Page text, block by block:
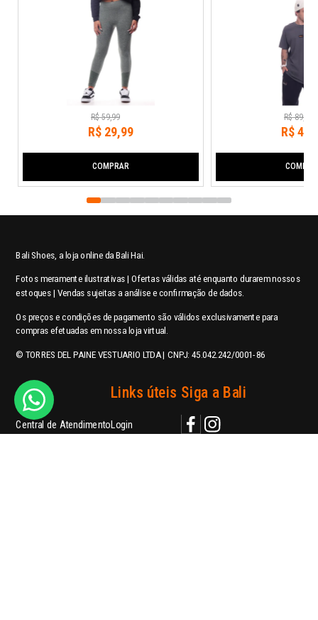
R$ 59,99
R$ 29,99
COMPRAR
R$ 89,
R$44
Bali Shoes, a loja online da Bali Hai.
Fotos meramente ilustrativas | Ofertas válidas até enquanto durarem nossos
estoques | Vendas sujeitas a análise e confirmação de dados.
Os preços e condições de pagamento são válidos exclusivamente para
compras efetuadas em nossa loja virtual.
© TORRES DEL PAINE VESTUARIO LTDA | CNPJ: 45.042.242/0001-86
Ajuda
Central de Atendimento
Links úteis
Login
Siga a Bali